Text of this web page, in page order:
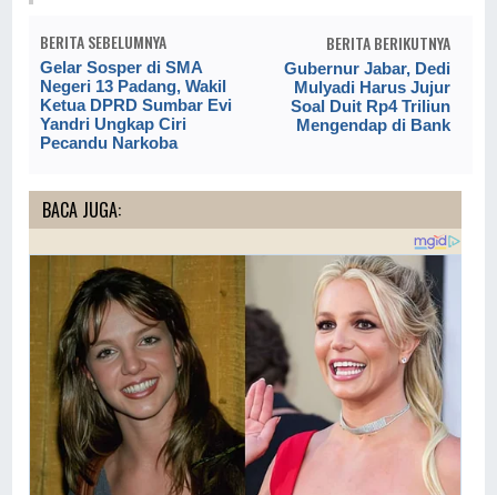
BERITA SEBELUMNYA
Gelar Sosper di SMA
Negeri 13 Padang, Wakil
Ketua DPRD Sumbar Evi
Yandri Ungkap Ciri
Pecandu Narkoba
BERITA BERIKUTNYA
Gubernur Jabar, Dedi
Mulyadi Harus Jujur
Soal Duit Rp4 Triliun
Mengendap di Bank
BACA JUGA: